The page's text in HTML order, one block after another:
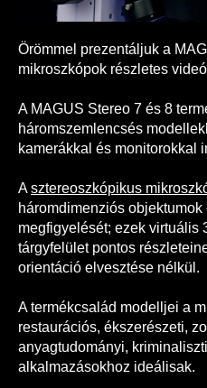
Örömmel prezentáljuk a
mikroszkópok részletes
A MAGUS Stereo 7 és 8
háromszemlencsés
kamerákkal és monitorokkal
Asztereoszkópikus
háromdimenziós
megfigyelését; ezek virtuális
tárgyfelület pontos
orientáció elvesztése nélkül.
A termékcsalád modelljei a
restaurációs, ékszerészeti,
anyagtudományi,
alkalmazásokhoz ideálisak.